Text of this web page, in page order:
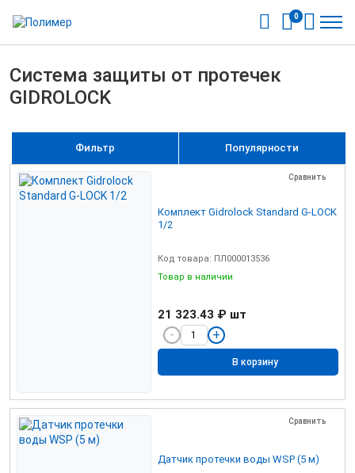
0
Система защиты от протечек
GIDROLOCK
Популярности
Фильтр
Сравнить
Комплект Gidrolock Standard G-LOCK
1/2
Код товара: ПЛ000013536
Товар в наличии
21 323.43 ₽ шт
В корзину
Сравнить
Датчик протечки воды WSP (5 м)